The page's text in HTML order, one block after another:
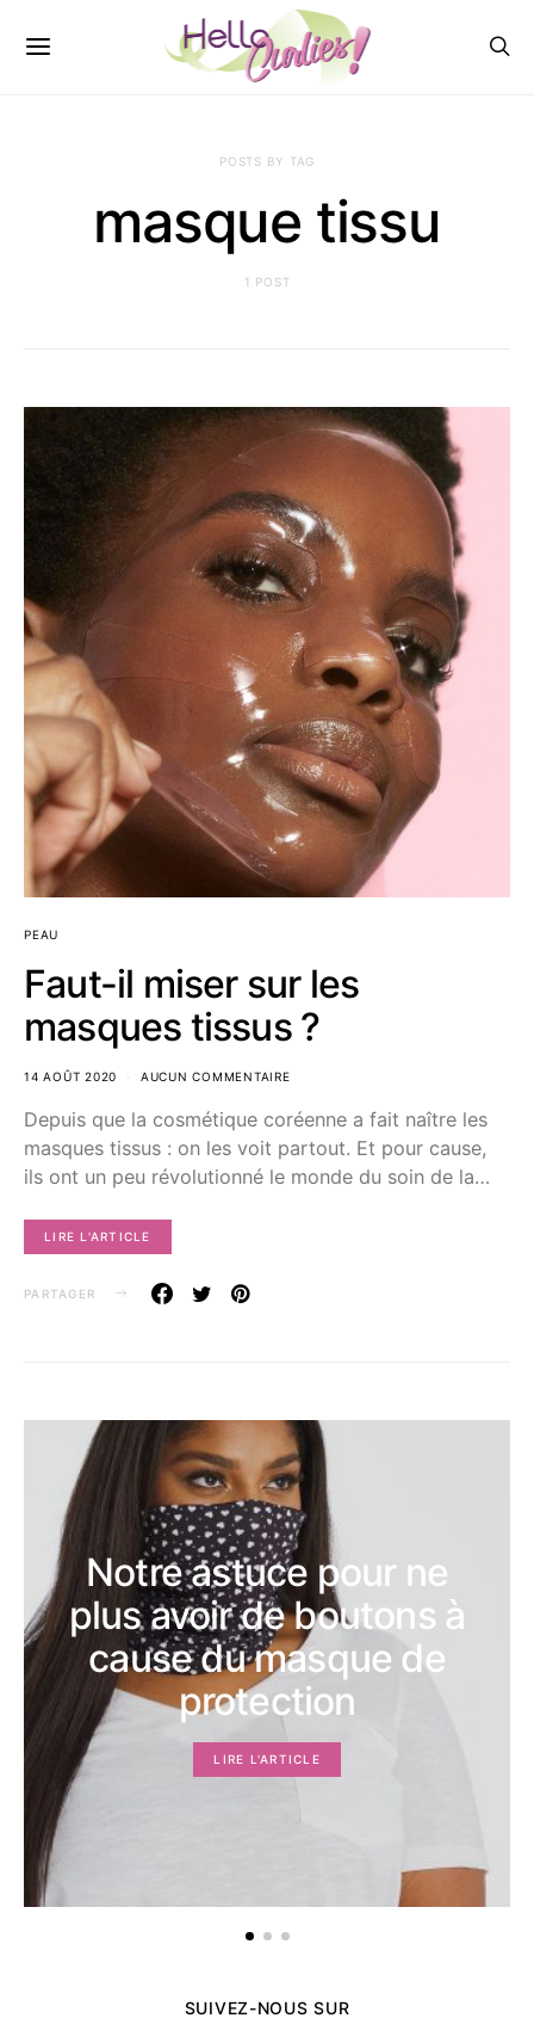
POSTS BY TAG
masque tissu
1 POST
PEAU
Faut-il miser sur les
masques tissus ?
14 AOÛT 2020 AUCUN COMMENTAIRE
Depuis que la cosmétique coréenne a fait naître les
masques tissus : on les voit partout. Et pour cause,
ils ont un peu révolutionné le monde du soin de la…
LIRE L'ARTICLE
PARTAGER
Notre astuce pour ne
plus avoir de boutons à
cause du masque de
protection
LIRE L'ARTICLE
SUIVEZ-NOUS SUR